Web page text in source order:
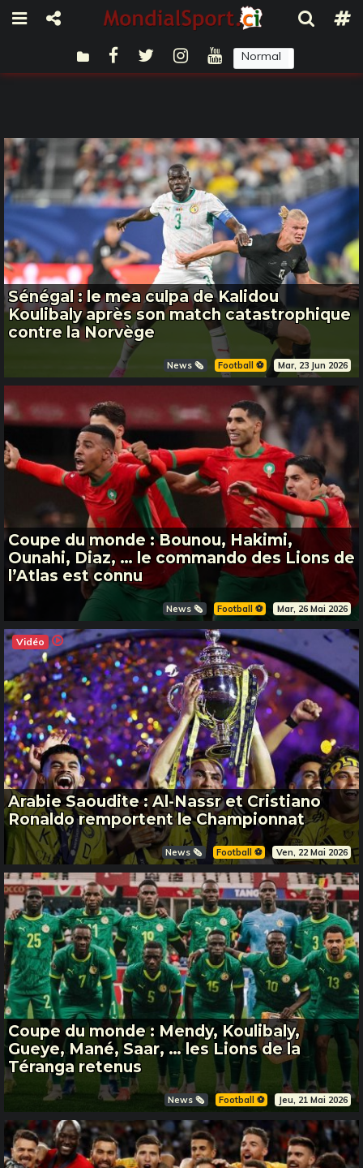
Normal
Sénégal : le mea culpa de Kalidou
Koulibaly après son match catastrophique
contre la Norvège
News 🗞️ Football ⚽️ Mar, 23 Jun 2026
Coupe du monde : Bounou, Hakimi,
Ounahi, Diaz, … le commando des Lions de
l’Atlas est connu
News 🗞️ Football ⚽️ Mar, 26 Mai 2026
Vidéo
Arabie Saoudite : Al-Nassr et Cristiano
Ronaldo remportent le Championnat
News 🗞️ Football ⚽️ Ven, 22 Mai 2026
Coupe du monde : Mendy, Koulibaly,
Gueye, Mané, Saar, … les Lions de la
Téranga retenus
News 🗞️ Football ⚽️ Jeu, 21 Mai 2026